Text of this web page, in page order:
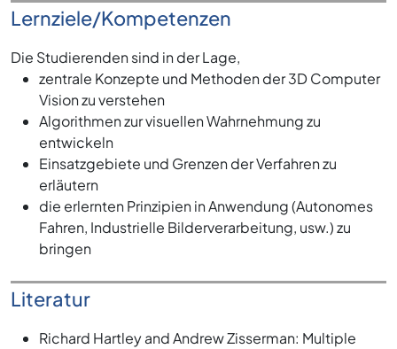
Lernziele/Kompetenzen
Die Studierenden sind in der Lage,
zentrale Konzepte und Methoden der 3D Computer
Vision zu verstehen
Algorithmen zur visuellen Wahrnehmung zu
entwickeln
Einsatzgebiete und Grenzen der Verfahren zu
erläutern
die erlernten Prinzipien in Anwendung (Autonomes
Fahren, Industrielle Bilderverarbeitung, usw.) zu
bringen
Literatur
Richard Hartley and Andrew Zisserman: Multiple